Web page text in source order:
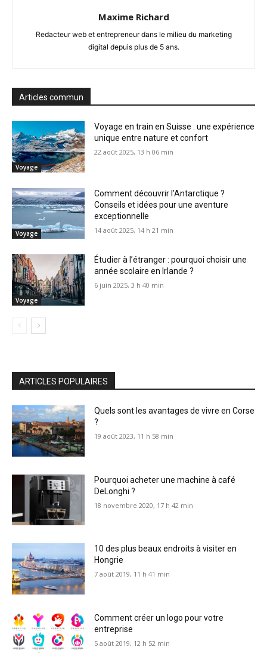
Maxime Richard
Redacteur web et entrepreneur dans le milieu du marketing
digital depuis plus de 5 ans.
Articles commun
Voyage
Voyage en train en Suisse : une expérience
unique entre nature et confort
22 août 2025, 13 h 06 min
Voyage
Comment découvrir l’Antarctique ?
Conseils et idées pour une aventure
exceptionnelle
14 août 2025, 14 h 21 min
Voyage
Étudier à l’étranger : pourquoi choisir une
année scolaire en Irlande ?
6 juin 2025, 3 h 40 min
ARTICLES POPULAIRES
Quels sont les avantages de vivre en Corse
?
19 août 2023, 11 h 58 min
Pourquoi acheter une machine à café
DeLonghi ?
18 novembre 2020, 17 h 42 min
10 des plus beaux endroits à visiter en
Hongrie
7 août 2019, 11 h 41 min
Comment créer un logo pour votre
entreprise
5 août 2019, 12 h 52 min